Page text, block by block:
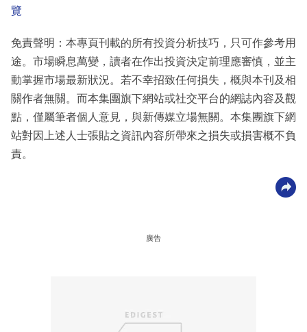
覽
免責聲明：本專頁刊載的所有投資分析技巧，只可作參考用
途。市場瞬息萬變，讀者在作出投資決定前理應審慎，並主
動掌握市場最新狀況。若不幸招致任何損失，概與本刊及相
關作者無關。而本集團旗下網站或社交平台的網誌內容及觀
點，僅屬筆者個人意見，與新傳媒立場無關。本集團旗下網
站對因上述人士張貼之資訊內容所帶來之損失或損害概不負
責。
廣告